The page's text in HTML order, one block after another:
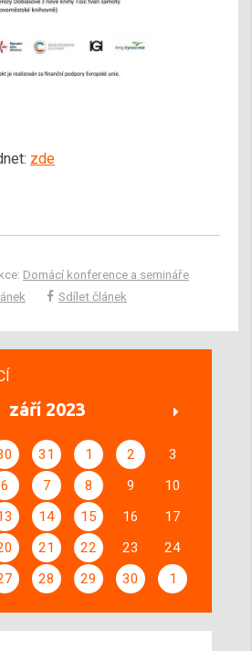
zde
Domácí konference a semináře
Sdílet článek
září 2023
31 1 2
3
6 7 8 9
10
14 15 16
17
21 22 23
24
28 29 30 1